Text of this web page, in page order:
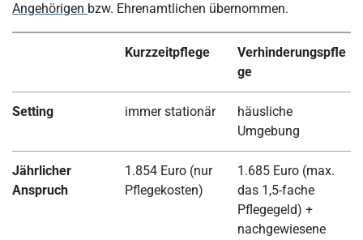
Angehörigen bzw. Ehrenamtlichen übernommen.
Kurzzeitpflege
Verhinderungspfle
ge
Setting immer stationär
häusliche
Umgebung
Jährlicher
Anspruch
1.854 Euro (nur
Pflegekosten)
1.685 Euro (max.
das 1,5-fache
Pflegegeld) +
nachgewiesene